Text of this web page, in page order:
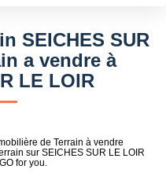
PRO
Surface min
SEICHES SUR
a vendre à
LE LOIR
de Terrain à vendre
sur SEICHES SUR LE LOIR
for you.